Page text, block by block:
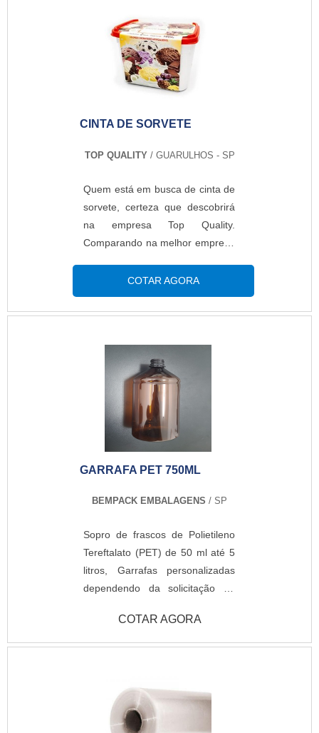
CINTA DE SORVETE
TOP QUALITY/ GUARULHOS - SP
Quem está em busca de cinta de
sorvete, certeza que descobrirá
na empresa Top Quality.
Comparando na melhor empresa
organização mais competente do
ramo.Quando o interesse é por
cinta de sorvete, com os
custo-benefício com excelência
de qualidade na produção dos
produtos dentro das
especificações do cliente.UM
POUCO MAIS SOBRE CINTA DE
seus esforços em proporcionar
maneiras eficientes de uma
atuação. A Top Quality se
mostra referência por ter:
Soluções eficazes para serviços
COTAR AGORA
GARRAFA PET 750ML
BEMPACK EMBALAGENS / SP
Sopro de frascos de Polietileno
Tereftalato (PET) de 50 ml até 5
litros, Garrafas personalizadas
dependendo da solicitação do
COTAR AGORA